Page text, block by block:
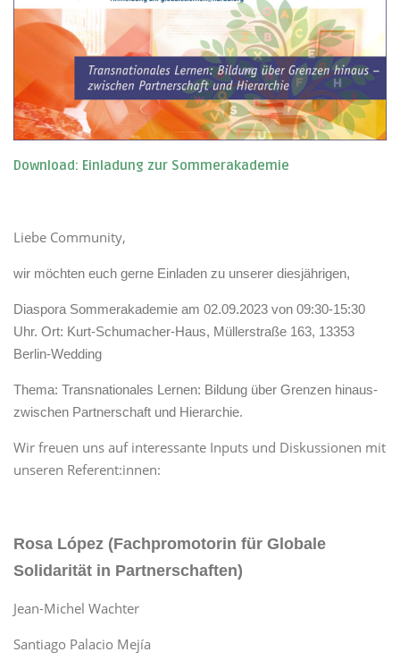
Download: Einladung zur Sommerakademie
Liebe Community,
wir möchten euch gerne Einladen zu unserer diesjährigen,
Diaspora Sommerakademie am 02.09.2023 von 09:30-15:30
Uhr. Ort: Kurt-Schumacher-Haus, Müllerstraße 163, 13353
Berlin-Wedding
Thema: Transnationales Lernen: Bildung über Grenzen hinaus-
zwischen Partnerschaft und Hierarchie.
Wir freuen uns auf interessante Inputs und Diskussionen mit
unseren Referent:innen:
Rosa López (Fachpromotorin für Globale
Solidarität in Partnerschaften)
Jean-Michel Wachter
Santiago Palacio Mejía